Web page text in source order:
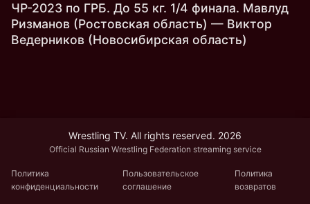
ЧР-2023 по ГРБ. До 55 кг. 1/4 финала. Мавлуд
Ризманов (Ростовская область) — Виктор
Ведерников (Новосибирская область)
Wrestling TV. All rights reserved. 2026
Official Russian Wrestling Federation streaming service
Политика
конфиденциальности
Пользовательское
соглашение
Политика
возвратов